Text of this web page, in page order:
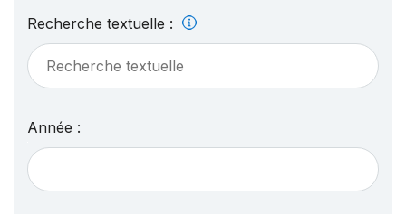
Recherche textuelle :
Année :